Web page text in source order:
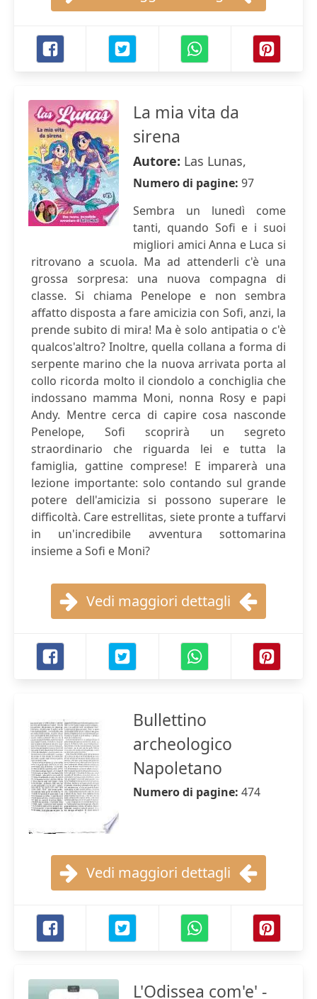
La mia vita da
sirena
Autore: Las Lunas,
Numero di pagine: 97
Sembra un lunedì come
tanti, quando Sofi e i suoi
migliori amici Anna e Luca si
ritrovano a scuola. Ma ad attenderli c'è una
grossa sorpresa: una nuova compagna di
classe. Si chiama Penelope e non sembra
affatto disposta a fare amicizia con Sofi, anzi, la
prende subito di mira! Ma è solo antipatia o c'è
qualcos'altro? Inoltre, quella collana a forma di
serpente marino che la nuova arrivata porta al
collo ricorda molto il ciondolo a conchiglia che
indossano mamma Moni, nonna Rosy e papi
Andy. Mentre cerca di capire cosa nasconde
Penelope, Sofi scoprirà un segreto
straordinario che riguarda lei e tutta la
famiglia, gattine comprese! E imparerà una
lezione importante: solo contando sul grande
potere dell'amicizia si possono superare le
difficoltà. Care estrellitas, siete pronte a tuffarvi
in un'incredibile avventura sottomarina
insieme a Sofi e Moni?
Vedi maggiori dettagli
Bullettino
archeologico
Napoletano
Numero di pagine: 474
Vedi maggiori dettagli
L'Odissea com'e' -